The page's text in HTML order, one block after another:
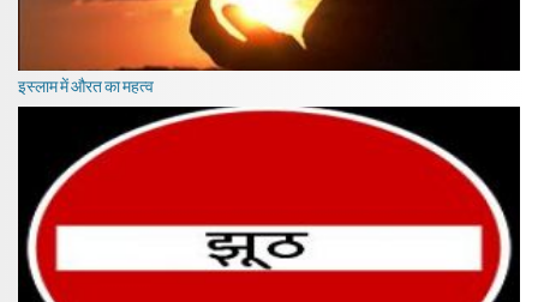
इस्लाम में औरत का महत्व